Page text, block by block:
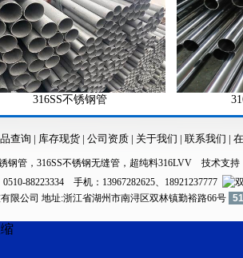
316SS不锈钢管 316LVV
查询 | 库存现货 | 公司资质 | 关于我们 | 联系我们 |
钢管 ， 316SS不锈钢无缝管 ， 超纯料316LVV 技术支持
88223334 手机：13967282625、18921237777
限公司 地址:浙江省湖州市南浔区双林镇勤裕路66号